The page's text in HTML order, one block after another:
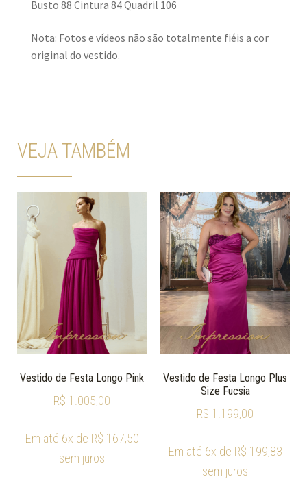
Busto 88 Cintura 84 Quadril 106
Nota: Fotos e vídeos não são totalmente fiéis a cor
original do vestido.
VEJA TAMBÉM
Vestido de Festa Longo Pink
R$ 1.005,00
Em até 6x de R$ 167,50
sem juros
Vestido de Festa Longo Plus
Size Fucsia
R$ 1.199,00
Em até 6x de R$ 199,83
sem juros